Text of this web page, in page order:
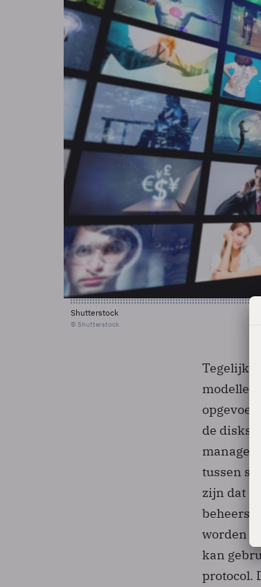
Shutterstock
© Shutterstock
Tegelijk
modellen
de disks
tussen
zijn dat
worden
kan
protocol.